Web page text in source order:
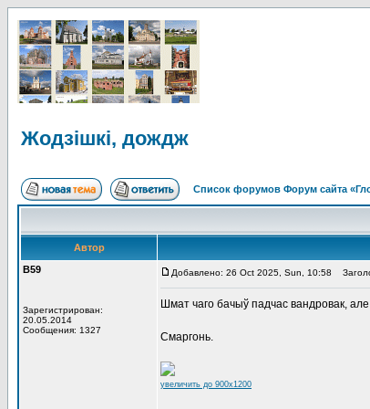
Жодзішкі, дождж
Список форумов Форум сайта
Автор
В59
Зарегистрирован:
20.05.2014
Сообщения: 1327
Добавлено: 26 Oct 2025, Sun, 10:58
Шмат чаго бачыў падчас вандровак,
Смаргонь.
увеличить до 900x1200